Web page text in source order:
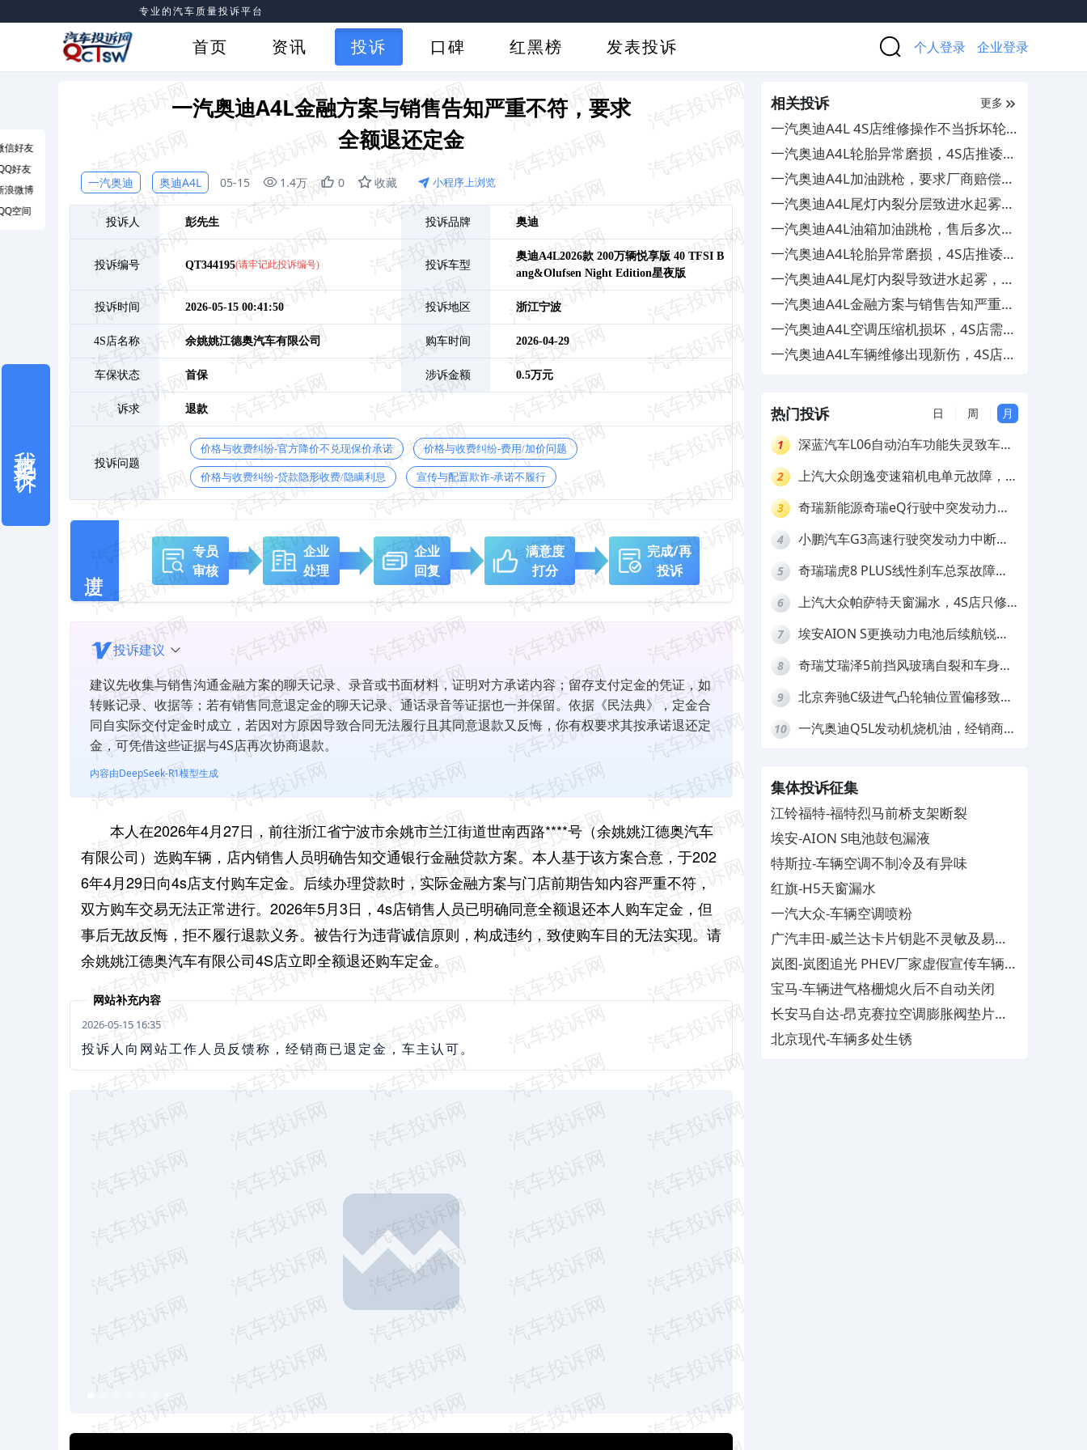
专业的汽车质量投诉平台
首页 资讯 投诉 口碑 红黑榜 发表投诉 个人登录 企业登录
一汽奥迪A4L金融方案与销售告知严重不符，要求
全额退还定金
一汽奥迪 奥迪A4L 05-15 1.4万 0 收藏 小程序上浏览
投诉人 彭先生 投诉品牌 奥迪
投诉编号 QT344195(请牢记此投诉编号) 投诉车型
奥迪A4L2026款 200万辆悦享版 40 TFSI B
ang&Olufsen Night Edition星夜版
投诉时间 2026-05-15 00:41:50 投诉地区 浙江宁波
4S店名称 余姚姚江德奥汽车有限公司 购车时间 2026-04-29
车保状态 首保 涉诉金额 0.5万元
诉求 退款
投诉问题
价格与收费纠纷-官方降价不兑现保价承诺 价格与收费纠纷-费用/加价问题
价格与收费纠纷-贷款隐形收费/隐瞒利息 宣传与配置欺诈-承诺不履行
专员
审核
企业
处理
企业
回复
满意度
打分
完成/再
投诉
投诉建议
建议先收集与销售沟通金融方案的聊天记录、录音或书面材料，证明对方承诺内容；留存支付定金的凭证，如
转账记录、收据等；若有销售同意退定金的聊天记录、通话录音等证据也一并保留。依据《民法典》，定金合
同自实际交付定金时成立，若因对方原因导致合同无法履行且其同意退款又反悔，你有权要求其按承诺退还定
金，可凭借这些证据与4S店再次协商退款。
内容由DeepSeek-R1模型生成
本人在2026年4月27日，前往浙江省宁波市余姚市兰江街道世南西路****号（余姚姚江德奥汽车
有限公司）选购车辆，店内销售人员明确告知交通银行金融贷款方案。本人基于该方案合意，于202
6年4月29日向4s店支付购车定金。 后续办理贷款时，实际金融方案与门店前期告知内容严重不符，
双方购车交易无法正常进行。2026年5月3日，4s店销售人员已明确同意全额退还本人购车定金，但
事后无故反悔，拒不履行退款义务。 被告行为违背诚信原则，构成违约，致使购车目的无法实现。请
余姚姚江德奥汽车有限公司4S店立即全额退还购车定金。
网站补充内容
2026-05-15 16:35
投诉人向网站工作人员反馈称，经销商已退定金，车主认可。
相关投诉 更多
一汽奥迪A4L 4S店维修操作不当拆坏轮
胎及轮毂，其态度恶劣拒担责
一汽奥迪A4L轮胎异常磨损，4S店推诿拒
不处理
一汽奥迪A4L加油跳枪，要求厂商赔偿无
果
一汽奥迪A4L尾灯内裂分层致进水起雾，
厂家和4S店不作为
一汽奥迪A4L油箱加油跳枪，售后多次检
修未解决
一汽奥迪A4L轮胎异常磨损，4S店推诿拒
不处理
一汽奥迪A4L尾灯内裂导致进水起雾，厂
家和4S店推卸责任不予解决
一汽奥迪A4L金融方案与销售告知严重不
符，要求全额退还定金
一汽奥迪A4L空调压缩机损坏，4S店需自
费维修
一汽奥迪A4L车辆维修出现新伤，4S店拒
热门投诉 日 周 月
1
深蓝汽车L06自动泊车功能失灵致车辆
2
上汽大众朗逸变速箱机电单元故障，厂
3
奇瑞新能源奇瑞eQ行驶中突发动力受
拒绝三电质保
4
小鹏汽车G3高速行驶突发动力中断，
5
奇瑞瑞虎8 PLUS线性刹车总泵故障，
6
上汽大众帕萨特天窗漏水，4S店只修
7
埃安AION S更换动力电池后续航锐
8
奇瑞艾瑞泽5前挡风玻璃自裂和车身多
9
北京奔驰C级进气凸轮轴位置偏移致发
10
一汽奥迪Q5L发动机烧机油，经销商推
集体投诉征集
江铃福特-福特烈马前桥支架断裂
埃安-AION S电池鼓包漏液
特斯拉-车辆空调不制冷及有异味
红旗-H5天窗漏水
一汽大众-车辆空调喷粉
广汽丰田-威兰达卡片钥匙不灵敏及易消
磁
岚图-岚图追光 PHEV厂家虚假宣传车辆配
置与功能
宝马-车辆进气格栅熄火后不自动关闭
长安马自达-昂克赛拉空调膨胀阀垫片生
锈
北京现代-车辆多处生锈
信好友
好友
浪微博
空间